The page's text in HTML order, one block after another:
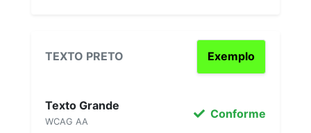
TEXTO PRETO Exemplo
Texto Grande
WCAG AA
Conforme